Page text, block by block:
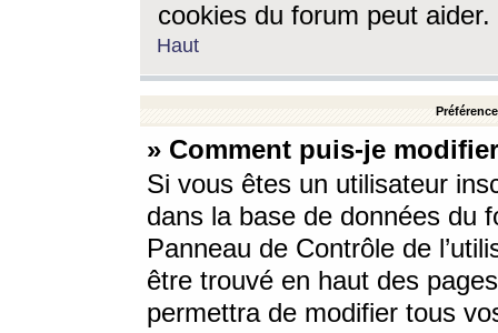
cookies du forum peut aider.
Haut
» Comment puis-je
Si vous êtes un utilisateur
dans la base de données du
Panneau de Contrôle de
être trouvé en haut des
permettra de modifier tous